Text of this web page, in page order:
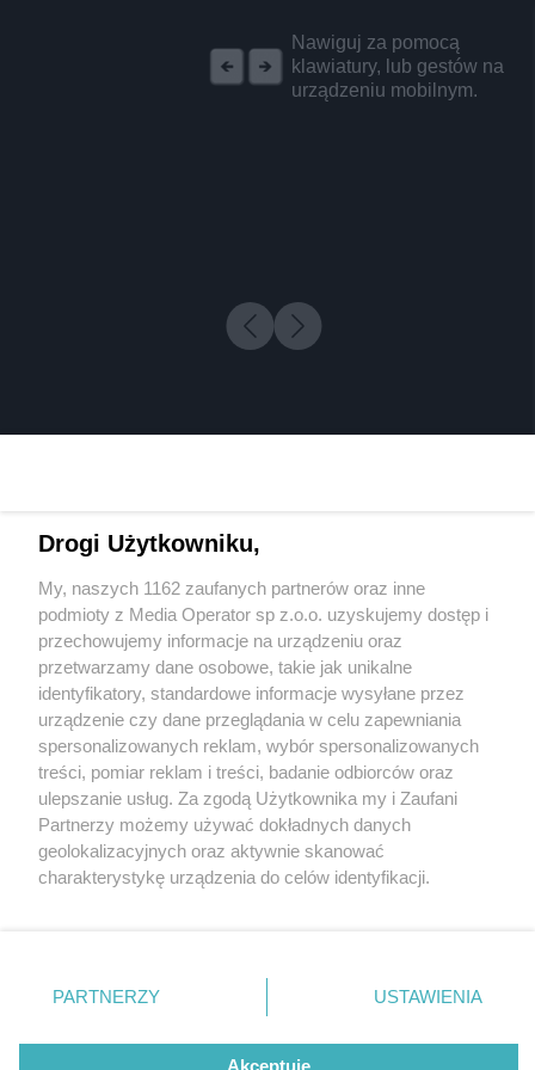
Nawiguj za pomocą
klawiatury, lub gestów na
urządzeniu mobilnym.
4 / 0
Wydawca mediów lokalnych
Nie zapomnij
zapoznać się z:
polityką prywatności regulamin korzystania z portali
Twojemiasto
Piekary Śląskie
Chorzów
Tarnowskie Góry
Gliwice
Skontakuj sięz nami
Kontakt
Wydawca
Redakcja
Drogi Użytkowniku,
My, naszych 1162 zaufanych partnerów oraz inne
podmioty z Media Operator sp z.o.o. uzyskujemy dostęp i
przechowujemy informacje na urządzeniu oraz
przetwarzamy dane osobowe, takie jak unikalne
identyfikatory, standardowe informacje wysyłane przez
urządzenie czy dane przeglądania w celu zapewniania
spersonalizowanych reklam, wybór spersonalizowanych
treści, pomiar reklam i treści, badanie odbiorców oraz
ulepszanie usług. Za zgodą Użytkownika my i Zaufani
Partnerzy możemy używać dokładnych danych
geolokalizacyjnych oraz aktywnie skanować
charakterystykę urządzenia do celów identyfikacji.
zmienić/wycofać klikając przycisk ustawień prywatności
znajdujący się w lewym dolnym rogu strony
rodzaje przetwarzania danych nie wymagają zgody
użytkownika, ale masz prawo sprzeciwić się takiemu
PARTNERZY USTAWIENIA
Akceptuję